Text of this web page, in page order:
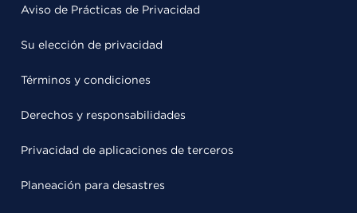
Aviso de Prácticas de Privacidad
Su elección de privacidad
Términos y condiciones
Derechos y responsabilidades
Privacidad de aplicaciones de terceros
Planeación para desastres